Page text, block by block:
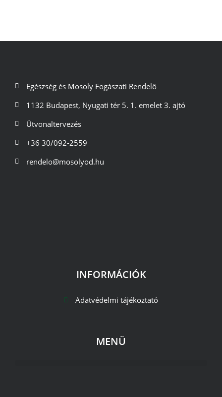
Egészség és Mosoly Fogászati Rendelő
1132 Budapest, Nyugati tér 5. 1. emelet 3. ajtó
Útvonaltervezés
+36 30/092-2559
rendelo@mosolyod.hu
INFORMÁCIÓK
Adatvédelmi tájékoztató
MENÜ